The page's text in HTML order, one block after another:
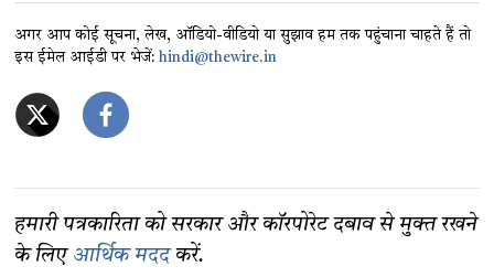
अगर आप कोई सूचना, लेख, ऑडियो-वीडियो या सुझाव हम तक पहुंचाना चाहते हैं तो
इस ईमेल आईडी पर भेजें:hindi@thewire.in
हमारी पत्रकारिता को सरकार और कॉरपोरेट दबाव से मुक्त रखने
के लिए आर्थिक मददकरें.